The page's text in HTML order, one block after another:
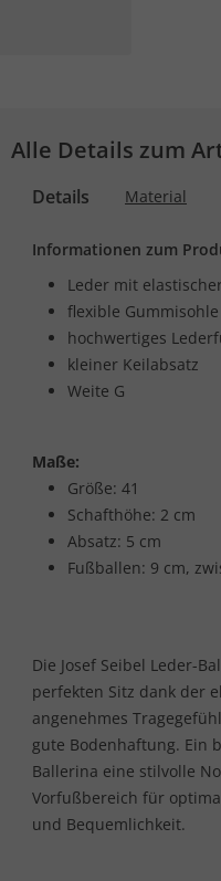
Alle Details zum
Details Material
Informationen zum
Leder mit
flexible Gummisohle
hochwertiges
kleiner Keilabsatz
Weite G
Maße:
Größe: 41
Schafthöhe: 2 cm
Absatz: 5 cm
Fußballen: 9 cm,
Die Josef Seibel Leder-
perfekten Sitz dank der
angenehmes
gute Bodenhaftung. Ein
Ballerina eine stilvolle
Vorfußbereich für
und Bequemlichkeit.